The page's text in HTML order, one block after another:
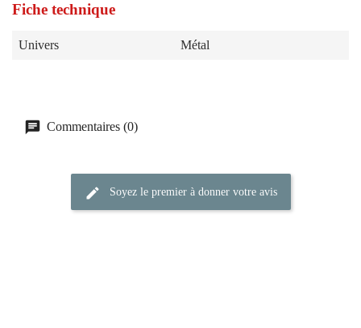
Fiche technique
Univers Métal
Commentaires (0)
Soyez le premier à donner votre avis